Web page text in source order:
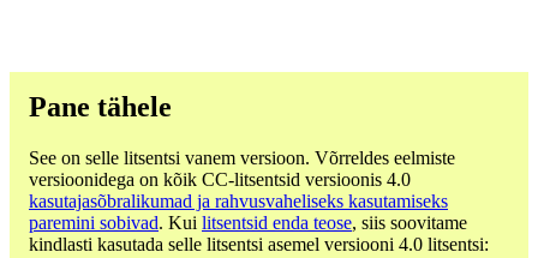
Pane tähele
See on selle litsentsi vanem versioon. Võrreldes eelmiste
versioonidega on kõik CC-litsentsid versioonis 4.0
kasutajasõbralikumad ja rahvusvaheliseks kasutamiseks
paremini sobivad. Kui litsentsid enda teose, siis soovitame
kindlasti kasutada selle litsentsi asemel versiooni 4.0 litsentsi: